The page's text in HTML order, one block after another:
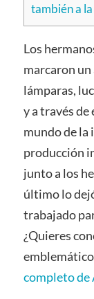
también a
Los
marcaron un
lámparas,
y a través
mundo de la
producción
junto a los
último lo
trabajado
¿Quieres
completo de